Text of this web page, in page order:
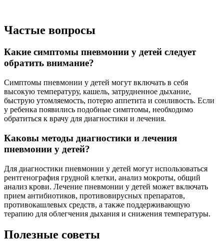
Частые вопросы
Какие симптомы пневмонии у детей следует
обратить внимание?
Симптомы пневмонии у детей могут включать в себя
высокую температуру, кашель, затрудненное дыхание,
быструю утомляемость, потерю аппетита и сонливость. Если
у ребенка появились подобные симптомы, необходимо
обратиться к врачу для диагностики и лечения.
Каковы методы диагностики и лечения
пневмонии у детей?
Для диагностики пневмонии у детей могут использоваться
рентгенография грудной клетки, анализ мокроты, общий
анализ крови. Лечение пневмонии у детей может включать
прием антибиотиков, противовирусных препаратов,
противокашлевых средств, а также поддерживающую
терапию для облегчения дыхания и снижения температуры.
Полезные советы